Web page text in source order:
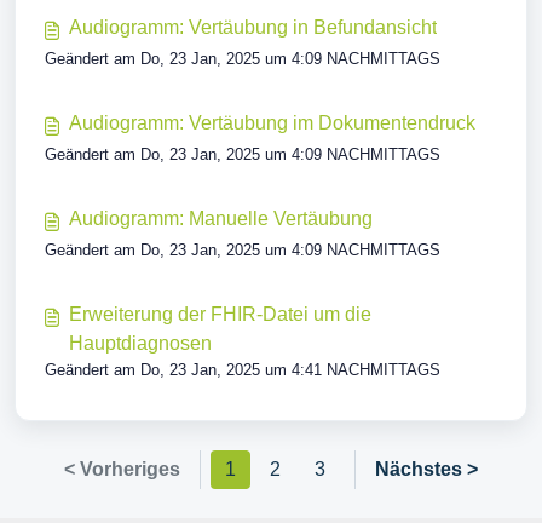
Audiogramm: Vertäubung in Befundansicht
Geändert am Do, 23 Jan, 2025 um 4:09 NACHMITTAGS
Audiogramm: Vertäubung im Dokumentendruck
Geändert am Do, 23 Jan, 2025 um 4:09 NACHMITTAGS
Audiogramm: Manuelle Vertäubung
Geändert am Do, 23 Jan, 2025 um 4:09 NACHMITTAGS
Erweiterung der FHIR-Datei um die
Hauptdiagnosen
Geändert am Do, 23 Jan, 2025 um 4:41 NACHMITTAGS
< Vorheriges 1 2 3 Nächstes >